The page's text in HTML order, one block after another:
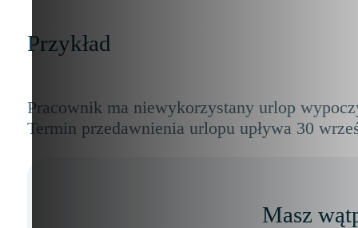
Przykład
Pracownik ma niewykorzystany urlop
Termin przedawnienia urlopu upływa 30
Masz